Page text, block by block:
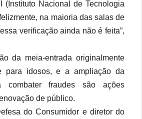
(Instituto Nacional de Tecnologia
na maioria das salas de
verificação ainda não é feita”,
da meia-entrada originalmente
para idosos, e a ampliação da
combater fraudes são ações
de público.
do Consumidor e diretor do